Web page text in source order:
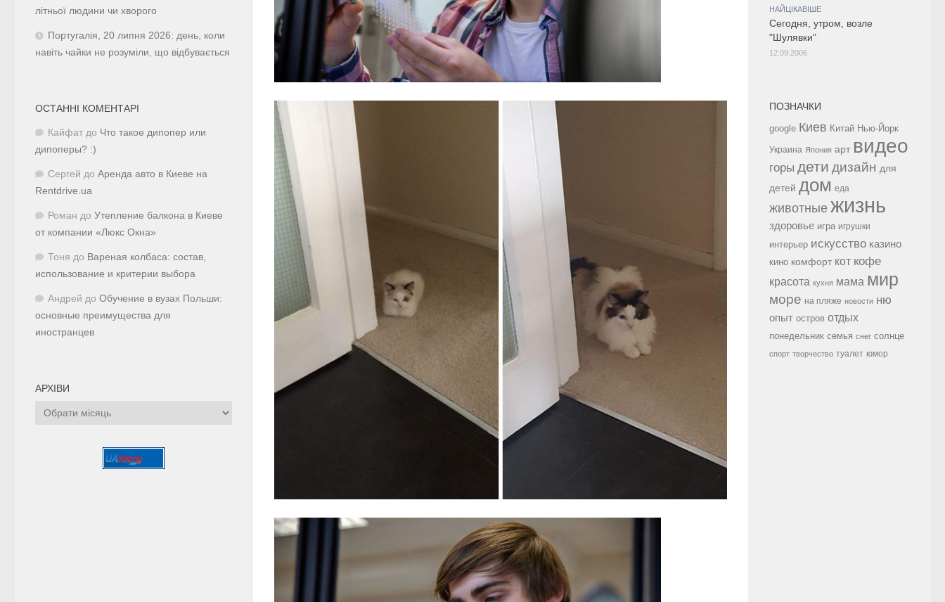
літньої людини чи хворого
Португалія, 20 липня 2026: день, коли
навіть чайки не розуміли, що відбувається
ОСТАННІ КОМЕНТАРІ
Кайфат до Что такое дипопер или
дипоперы? :)
Сергей до Аренда авто в Киеве на
Rentdrive.ua
Роман до Утепление балкона в Киеве
от компании «Люкс Окна»
Тоня до Вареная колбаса: состав,
использование и критерии выбора
Андрей до Обучение в вузах Польши:
основные преимущества для
иностранцев
АРХІВИ
Архіви
НАЙЦІКАВІШЕ
Сегодня, утром, возле
"Шулявки"
12.09.2006
ПОЗНАЧКИ
google Киев Китай Нью-Йорк
Украина Япония арт видео
горы дети дизайн для
детей дом еда
животные жизнь
здоровье игра игрушки
интерьер искусство казино
кино комфорт кот кофе
красота кухня мама мир
море на пляже новости ню
опыт остров отдых
понедельник семья снег солнце
спорт творчество туалет юмор